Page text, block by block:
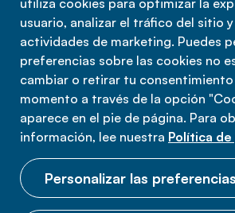
utiliza cookies para optimizar la
usuario, analizar el tráfico del sitio
actividades de marketing. Puedes
preferencias sobre las cookies no
cambiar o retirar tu
momento a través de la opción
aparece en el pie de página. Para
información, lee nuestra Política
Personalizar las
Suscríbete ahora
Política de
Términos de uso